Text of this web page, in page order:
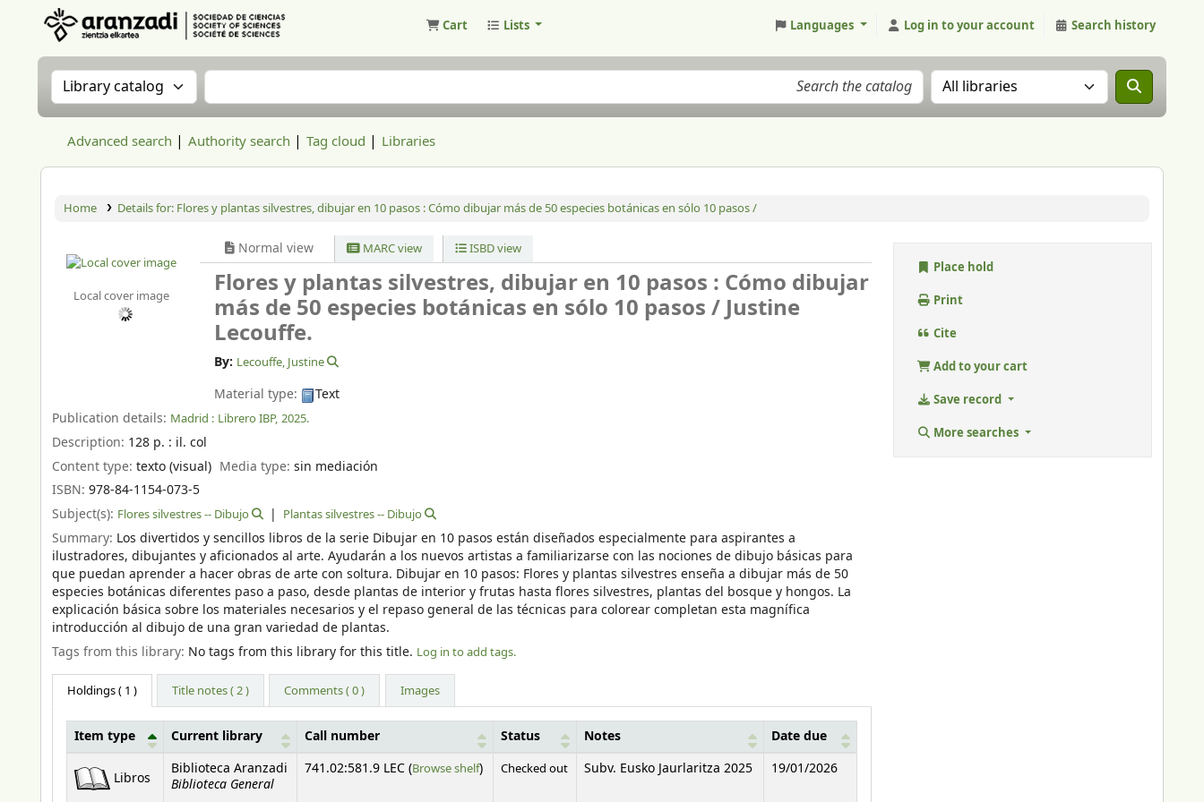
Cart Lists Languages Log in to your account Search history
Search the catalog by:Search the catalog Search the catalog in:
Advanced search Authority search Tag cloud Libraries
Home Details for: Flores y plantas silvestres, dibujar en 10 pasos :Cómo dibujar más de 50 especies botánicas en sólo 10 pasos /
Local cover image
Normal view MARC view ISBD view
Flores y plantas silvestres, dibujar en 10 pasos : Cómo dibujar
más de 50 especies botánicas en sólo 10 pasos /Justine
Lecouffe.
By: Lecouffe, Justine
Material type:
Text
Publication details: Madrid : Librero IBP, 2025.
Description: 128 p. : il. col
Content type: texto (visual) Media type:sin mediación
ISBN: 978-84-1154-073-5
Subject(s): Flores silvestres -- Dibujo Plantas silvestres -- Dibujo
Summary: Los divertidos y sencillos libros de la serie Dibujar en 10 pasos están diseñados especialmente para aspirantes a
ilustradores, dibujantes y aficionados al arte. Ayudarán a los nuevos artistas a familiarizarse con las nociones de dibujo básicas para
que puedan aprender a hacer obras de arte con soltura. Dibujar en 10 pasos: Flores y plantas silvestres enseña a dibujar más de 50
especies botánicas diferentes paso a paso, desde plantas de interior y frutas hasta flores silvestres, plantas del bosque y hongos. La
explicación básica sobre los materiales necesarios y el repaso general de las técnicas para colorear completan esta magnífica
introducción al dibujo de una gran variedad de plantas.
Tags from this library: No tags from this library for this title. Log in to add tags.
Holdings( 1 ) Title notes ( 2 ) Comments ( 0 ) Images
Item type Current library Call number Status Notes Date due
Libros
Biblioteca Aranzadi
Biblioteca General
741.02:581.9 LEC (Browse shelf(Opens below)
) Checked out Subv. Eusko Jaurlaritza 2025 19/01/2026
Place hold
Print
Cite
Add to your cart
Save record
More searches